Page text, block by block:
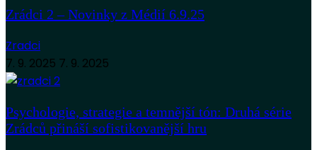
Zrádci 2 – Novinky z Médií 6.9.25
Zradci
7. 9. 2025 7. 9. 2025
Psychologie, strategie a temnější tón: Druhá série
Zrádců přináší sofistikovanější hru